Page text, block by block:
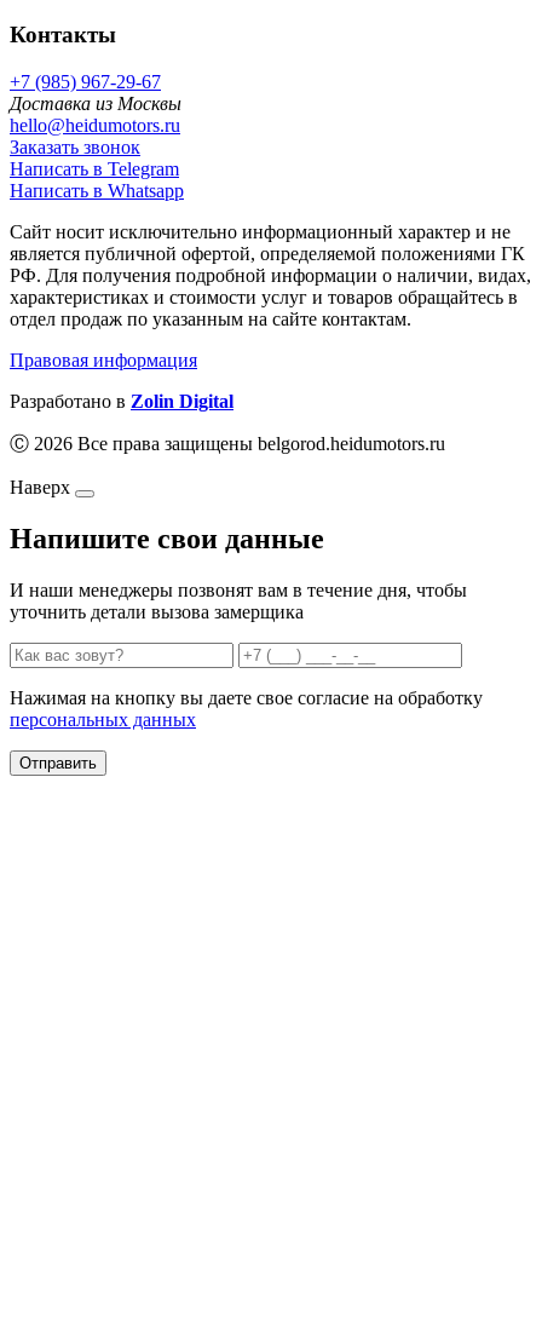
Контакты
+7 (985) 967-29-67
Доставка из Москвы
hello@heidumotors.ru
Заказать звонок
Написать в Telegram
Написать в Whatsapp
Сайт носит исключительно информационный характер и не
является публичной офертой, определяемой положениями ГК
РФ. Для получения подробной информации о наличии, видах,
характеристиках и стоимости услуг и товаров обращайтесь в
отдел продаж по указанным на сайте контактам.
Правовая информация
Разработано в Zolin Digital
Ⓒ 2026 Все права защищены belgorod.heidumotors.ru
Наверх
Напишите свои данные
И наши менеджеры позвонят вам в течение дня, чтобы
уточнить детали вызова замерщика
Нажимая на кнопку вы даете свое согласие на обработку
персональных данных
Отправить